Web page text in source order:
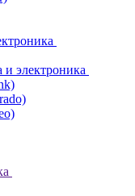
и электроника